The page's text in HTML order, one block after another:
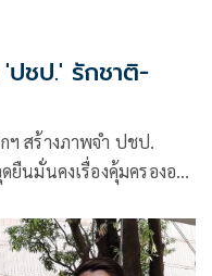
ชป.' รักชาติ-
ฯ สร้างภาพจำ ปชป.
นมั่นคงเรื่องคุ้มครององค์